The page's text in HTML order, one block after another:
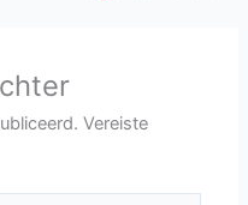
Vereiste